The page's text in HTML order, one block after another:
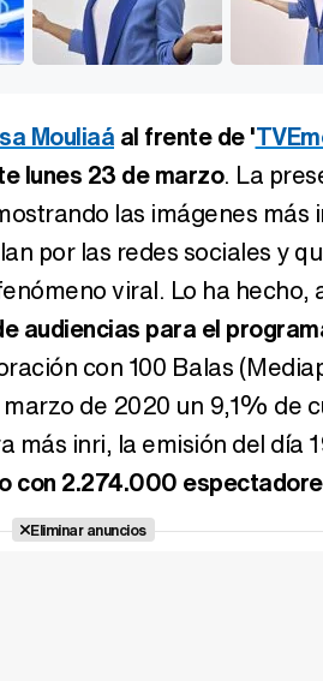
Mouliaá al frente de '
lunes 23 de marzo. La
las imágenes más
por las redes sociales y
viral. Lo ha hecho,
audiencias para el
con 100 Balas
de 2020 un 9,1% de
más inri, la emisión del día
con 2.274.000
Eliminar anuncios